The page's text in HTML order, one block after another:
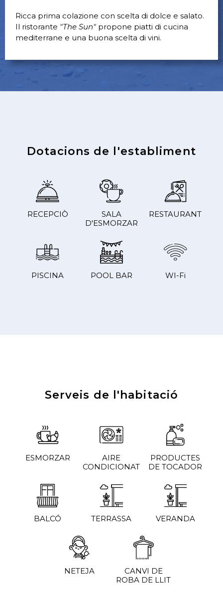
Ricca prima colazione con scelta di dolce e salato.
Il ristorante "The Sun" propone piatti di cucina
mediterrane e una buona scelta di vini.
Dotacions de l'establiment
RECEPCIÒ
SALA
D'ESMORZAR
RESTAURANT
PISCINA POOL BAR WI-Fi
Serveis de l'habitació
ESMORZAR
AIRE
CONDICIONAT
PRODUCTES
DE TOCADOR
BALCÓ TERRASSA VERANDA
NETEJA
CANVI DE
ROBA DE LLIT